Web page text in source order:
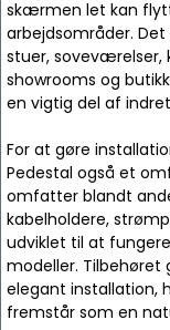
skærmen let kan
arbejdsområder.
stuer, soveværelser,
showrooms og
en vigtig del af
For at gøre
Pedestal også et
omfatter blandt
kabelholdere,
udviklet til at
modeller. Tilbehøret
elegant installation,
fremstår som en